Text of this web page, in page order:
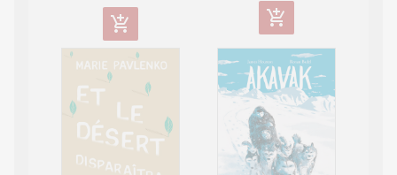
add_shopping_cart add_shopping_cart